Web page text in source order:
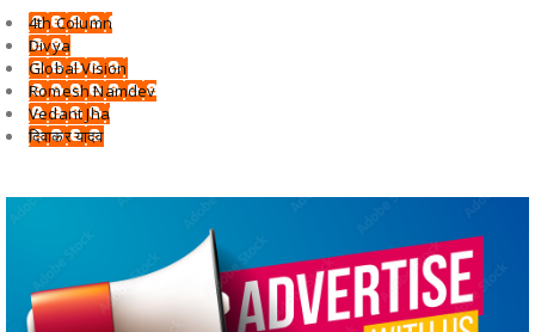
4th Column
Divya
Global Vision
Romesh Namdev
Vedant Jha
दिवाकर यादव